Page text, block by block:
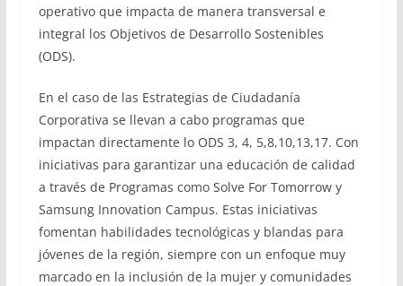
operativo que impacta de manera transversal e
integral los Objetivos de Desarrollo Sostenibles
(ODS).
En el caso de las Estrategias de Ciudadanía
Corporativa se llevan a cabo programas que
impactan directamente lo ODS 3, 4, 5,8,10,13,17. Con
iniciativas para garantizar una educación de calidad
a través de Programas como Solve For Tomorrow y
Samsung Innovation Campus. Estas iniciativas
fomentan habilidades tecnológicas y blandas para
jóvenes de la región, siempre con un enfoque muy
marcado en la inclusión de la mujer y comunidades